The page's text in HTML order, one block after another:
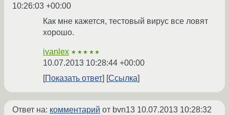
10:26:03 +00:00
Как мне кажется, тестовый вирус все ловят
хорошо.
ivanlex ★★★★★
10.07.2013 10:28:44 +00:00
Показать ответ
Ссылка
Ответ на: комментарий от bvn13 10.07.2013 10:28:32